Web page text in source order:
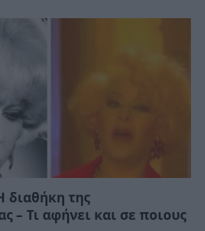
διαθήκη της
– Τι αφήνει και σε ποιους